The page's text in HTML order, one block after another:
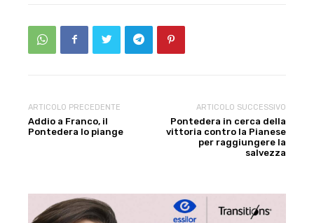
ARTICOLO PRECEDENTE
Addio a Franco, il
Pontedera lo piange
ARTICOLO SUCCESSIVO
Pontedera in cerca della
vittoria contro la Pianese
per raggiungere la
salvezza